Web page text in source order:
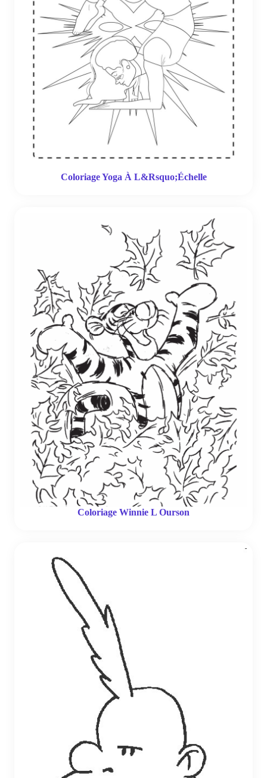
Coloriage Yoga À L&Rsquo;Échelle
Coloriage Winnie L Ourson